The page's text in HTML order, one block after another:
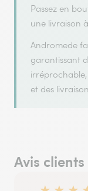
Passez en
une livraison
Andromede
garantissant
et des
Avis